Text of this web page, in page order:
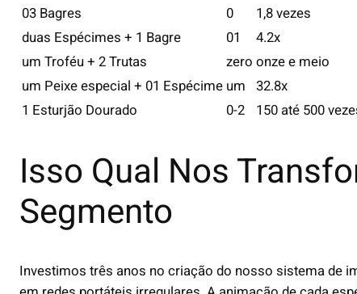
03 Bagres
0 1,8 vezes
duas Espécimes + 1 Bagre
01 4.2x
um Troféu + 2 Trutas
zero onze e meio
um Peixe especial + 01 Espécime um 32.8x
1 Esturjão Dourado
0-2 150 até 500
Isso Qual Nos
Segmento
Investimos três anos no criação do nosso sistema de